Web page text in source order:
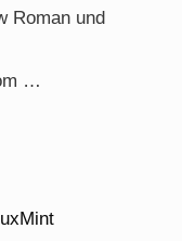
Roman und
…